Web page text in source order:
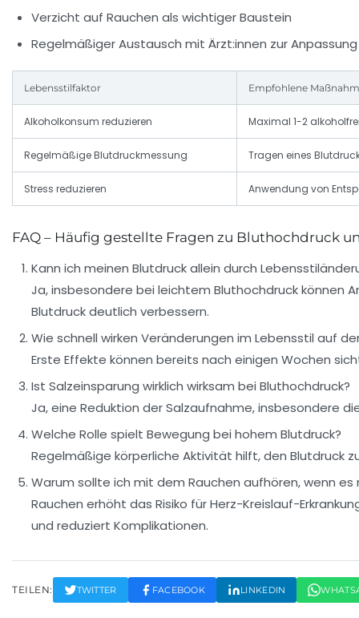
Verzicht auf Rauchen als wichtiger Baustein
Regelmäßiger Austausch mit Ärzt:innen zur
Lebensstilfaktor Empfohlene
Alkoholkonsum reduzieren Maximal 1-2
Regelmäßige Blutdruckmessung Tragen eines
Stress reduzieren Anwendung von
FAQ – Häufig gestellte Fragen zu Bluthochdruck
Kann ich meinen Blutdruck allein durch
Ja, insbesondere bei leichtem Bluthochdruck können
Blutdruck deutlich verbessern.
Wie schnell wirken Veränderungen im Lebensstil auf
Erste Effekte können bereits nach einigen Wochen
Ist Salzeinsparung wirklich wirksam bei Bluthochdruck?
Ja, eine Reduktion der Salzaufnahme, insbesondere
Welche Rolle spielt Bewegung bei hohem Blutdruck?
Regelmäßige körperliche Aktivität hilft, den Blutdruck
Warum sollte ich mit dem Rauchen aufhören, wenn
Rauchen erhöht das Risiko für Herz-Kreislauf-
und reduziert Komplikationen.
TEILEN: TWITTER FACEBOOK LINKEDIN